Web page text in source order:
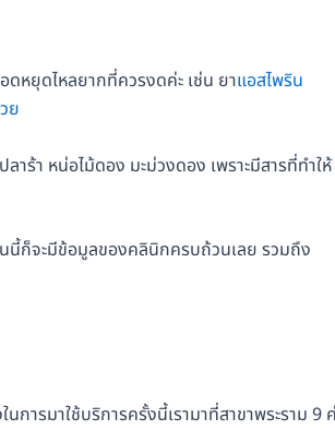
ดหยุดไหลยากที่ควรงดค่ะ เช่น ยาแอสไพริน
ย
ร้า หน่อไม้ดอง มะม่วงดอง เพราะมีสารที่ทำให้
นนี้ก็จะมีข้อมูลของคลินิกครบถ้วนเลย รวมถึง
ารมาใช้บริการครั้งนี้เรามาที่สาขาพระราม 9